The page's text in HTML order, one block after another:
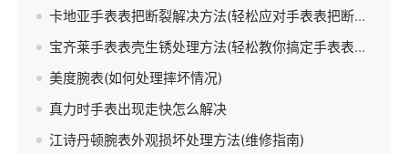
卡地亚手表表把断裂解决方法(轻松应对手表表把断裂的实用技巧)
宝齐莱手表表壳生锈处理方法(轻松教你搞定手表表壳生锈问题)
美度腕表(如何处理摔坏情况)
真力时手表出现走快怎么解决
江诗丹顿腕表外观损坏处理方法(维修指南)